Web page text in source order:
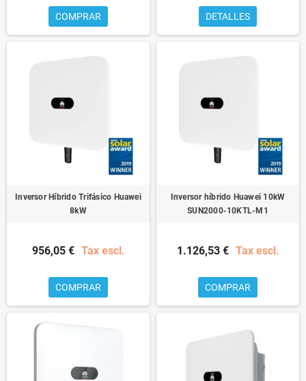
COMPRAR DETALLES
Inversor Híbrido Trifásico Huawei
8kW
956,05 € Tax escl.
COMPRAR
Inversor híbrido Huawei 10kW
SUN2000-10KTL-M1
1.126,53 € Tax escl.
COMPRAR